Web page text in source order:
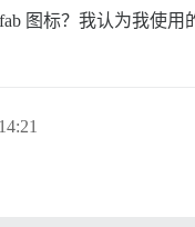
图标？我认为我使